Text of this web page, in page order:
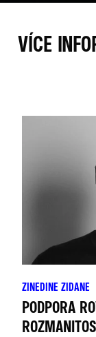
VÍCE
ZINEDINE ZIDANE
PODPORA